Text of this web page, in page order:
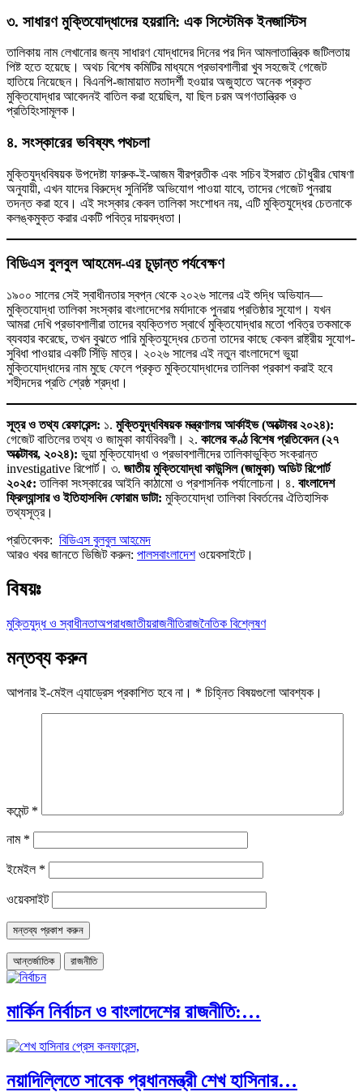
৩. সাধারণ মুক্তিযোদ্ধাদের হয়রানি: এক সিস্টেমিক ইনজাস্টিস
তালিকায় নাম লেখানোর জন্য সাধারণ যোদ্ধাদের দিনের পর দিন আমলাতান্ত্রিক জটিলতায়
পিষ্ট হতে হয়েছে। অথচ বিশেষ কমিটির মাধ্যমে প্রভাবশালীরা খুব সহজেই গেজেট
হাতিয়ে নিয়েছেন। বিএনপি-জামায়াত মতাদর্শী হওয়ার অজুহাতে অনেক প্রকৃত
মুক্তিযোদ্ধার আবেদনই বাতিল করা হয়েছিল, যা ছিল চরম অগণতান্ত্রিক ও
প্রতিহিংসামূলক।
৪. সংস্কারের ভবিষ্যৎ পথচলা
মুক্তিযুদ্ধবিষয়ক উপদেষ্টা ফারুক-ই-আজম বীরপ্রতীক এবং সচিব ইসরাত চৌধুরীর ঘোষণা
অনুযায়ী, এখন যাদের বিরুদ্ধে সুনির্দিষ্ট অভিযোগ পাওয়া যাবে, তাদের গেজেট পুনরায়
তদন্ত করা হবে। এই সংস্কার কেবল তালিকা সংশোধন নয়, এটি মুক্তিযুদ্ধের চেতনাকে
কলঙ্কমুক্ত করার একটি পবিত্র দায়বদ্ধতা।
বিডিএস বুলবুল আহমেদ-এর চূড়ান্ত পর্যবেক্ষণ
১৯০০ সালের সেই স্বাধীনতার স্বপ্ন থেকে ২০২৬ সালের এই শুদ্ধি অভিযান—
মুক্তিযোদ্ধা তালিকা সংস্কার বাংলাদেশের মর্যাদাকে পুনরায় প্রতিষ্ঠার সুযোগ। যখন
আমরা দেখি প্রভাবশালীরা তাদের ব্যক্তিগত স্বার্থে মুক্তিযোদ্ধার মতো পবিত্র তকমাকে
ব্যবহার করেছে, তখন বুঝতে পারি মুক্তিযুদ্ধের চেতনা তাদের কাছে কেবল রাষ্ট্রীয় সুযোগ-
সুবিধা পাওয়ার একটি সিঁড়ি মাত্র। ২০২৬ সালের এই নতুন বাংলাদেশে ভুয়া
মুক্তিযোদ্ধাদের নাম মুছে ফেলে প্রকৃত মুক্তিযোদ্ধাদের তালিকা প্রকাশ করাই হবে
শহীদদের প্রতি শ্রেষ্ঠ শ্রদ্ধা।
সূত্র ও তথ্য রেফারেন্স: ১. মুক্তিযুদ্ধবিষয়ক মন্ত্রণালয় আর্কাইভ (অক্টোবর ২০২৪):
গেজেট বাতিলের তথ্য ও জামুকা কার্যবিবরণী। ২. কালের কণ্ঠ বিশেষ প্রতিবেদন (২৭
অক্টোবর, ২০২৪): ভুয়া মুক্তিযোদ্ধা ও প্রভাবশালীদের তালিকাভুক্তি সংক্রান্ত
investigative রিপোর্ট। ৩. জাতীয় মুক্তিযোদ্ধা কাউন্সিল (জামুকা) অডিট রিপোর্ট
২০২৫: তালিকা সংস্কারের আইনি কাঠামো ও প্রশাসনিক পর্যালোচনা। ৪. বাংলাদেশ
ফ্রিল্যান্সার ও ইতিহাসবিদ ফোরাম ডাটা: মুক্তিযোদ্ধা তালিকা বিবর্তনের ঐতিহাসিক
তথ্যসূত্র।
প্রতিবেদক: বিডিএস বুলবুল আহমেদ
আরও খবর জানতে ভিজিট করুন: পালসবাংলাদেশওয়েবসাইটে।
বিষয়ঃ
মুক্তিযুদ্ধ ও স্বাধীনতাঅপরাধজাতীয়রাজনীতিরাজনৈতিক বিশ্লেষণ
মন্তব্য করুন
আপনার ই-মেইল এ্যাড্রেস প্রকাশিত হবে না। * চিহ্নিত বিষয়গুলো আবশ্যক।
কমেন্ট *
নাম *
ইমেইল *
ওয়েবসাইট
আন্তর্জাতিক রাজনীতি
মার্কিন নির্বাচন ও বাংলাদেশের রাজনীতি:…
নয়াদিল্লিতে সাবেক প্রধানমন্ত্রী শেখ হাসিনার…